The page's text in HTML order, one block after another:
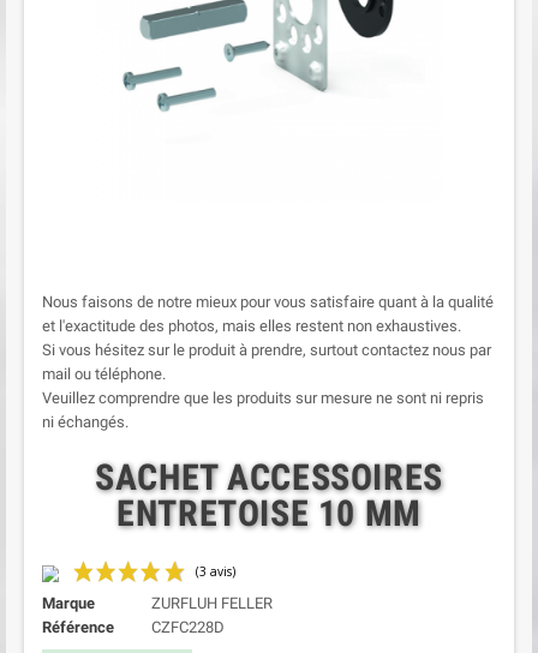
Nous faisons de notre mieux pour vous satisfaire quant à la qualité
et l'exactitude des photos, mais elles restent non exhaustives.
Si vous hésitez sur le produit à prendre, surtout contactez nous par
mail ou téléphone.
Veuillez comprendre que les produits sur mesure ne sont ni repris
ni échangés.
SACHET ACCESSOIRES
ENTRETOISE 10 MM
Marque
ZURFLUH FELLER
Référence
CZFC228D